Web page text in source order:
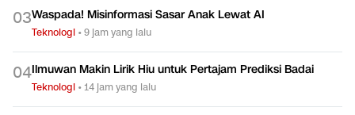
03Waspada! Misinformasi Sasar Anak Lewat AI
Teknologi •9 jam yang lalu
04Ilmuwan Makin Lirik Hiu untuk Pertajam Prediksi Badai
Teknologi •14 jam yang lalu